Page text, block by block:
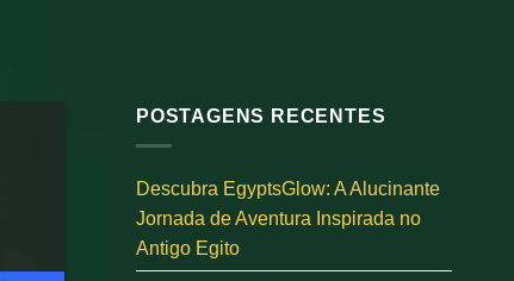
POSTAGENS RECENTES
Descubra EgyptsGlow: A Alucinante
Jornada de Aventura Inspirada no
Antigo Egito